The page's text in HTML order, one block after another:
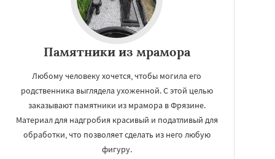
Памятники из мрамора
Любому человеку хочется, чтобы могила его
родственника выглядела ухоженной. С этой целью
заказывают памятники из мрамора в Фрязине.
Материал для надгробия красивый и податливый для
обработки, что позволяет сделать из него любую
фигуру.